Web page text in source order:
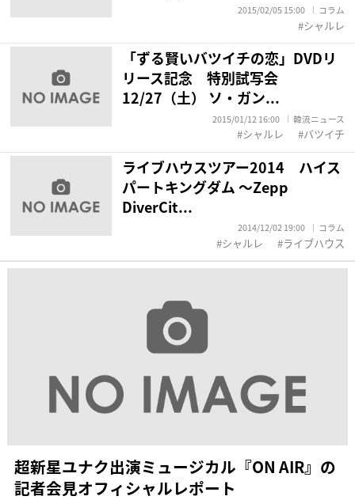
2015/02/05 15:00 コラム
シャルレ
「ずる賢いバツイチの恋」DVDリ
リース記念 特別試写会
12/27（土） ソ・ガン...
2015/01/12 16:00 韓流ニュース
シャルレ バツイチ
ライブハウスツアー2014 ハイス
パートキングダム ～Zepp
DiverCit...
2014/12/02 19:00 コラム
シャルレ ライブハウス
超新星ユナク出演ミュージカル『ON AIR』の
記者会見オフィシャルレポート